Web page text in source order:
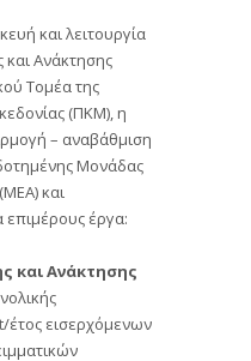
και λειτουργία
Ανάκτησης
Τομέα της
(ΠΚΜ), η
– αναβάθμιση
Μονάδας
και
επιμέρους έργα:
και Ανάκτησης
έτος εισερχόμενων